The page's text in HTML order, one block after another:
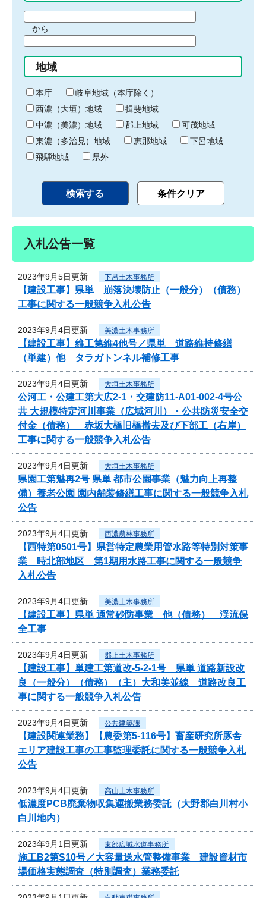
間
始
り
から
間
終
わ
り
地域
本庁
岐阜地域（本庁除く）
西濃（大垣）地域
揖斐地域
中濃（美濃）地域
郡上地域
可茂地域
東濃（多治見）地域
恵那地域
下呂地域
飛騨地域
県外
入札公告一覧
2023年9月5日更新 下呂土木事務所
【建設工事】県単 崩落決壊防止（一般分）（債務）
工事に関する一般競争入札公告
2023年9月4日更新 美濃土木事務所
【建設工事】維工第維4他号／県単 道路維持修繕
（単建）他 タラガトンネル補修工事
2023年9月4日更新 大垣土木事務所
公河工・公建工第大広2-1・交建防11-A01-002-4号公
共 大規模特定河川事業（広域河川）・公共防災安全交
付金（債務） 赤坂大橋旧橋撤去及び下部工（右岸）
工事に関する一般競争入札公告
2023年9月4日更新 大垣土木事務所
県園工第魅再2号 県単 都市公園事業（魅力向上再整
備）養老公園 園内舗装修繕工事に関する一般競争入札
公告
2023年9月4日更新 西濃農林事務所
【西特第0501号】県営特定農業用管水路等特別対策事
業 時北部地区 第1期用水路工事に関する一般競争
入札公告
2023年9月4日更新 美濃土木事務所
【建設工事】県単 通常砂防事業 他（債務） 渓流保
全工事
2023年9月4日更新 郡上土木事務所
【建設工事】単建工第道改-5-2-1号 県単 道路新設改
良（一般分）（債務）（主）大和美並線 道路改良工
事に関する一般競争入札公告
2023年9月4日更新 公共建築課
【建設関連業務】【農委第5-116号】畜産研究所豚舎
エリア建設工事の工事監理委託に関する一般競争入札
公告
2023年9月4日更新 高山土木事務所
低濃度PCB廃棄物収集運搬業務委託（大野郡白川村小
白川地内）
2023年9月1日更新 東部広域水道事務所
施工B2第S10号／大容量送水管整備事業 建設資材市
場価格実態調査（特別調査）業務委託